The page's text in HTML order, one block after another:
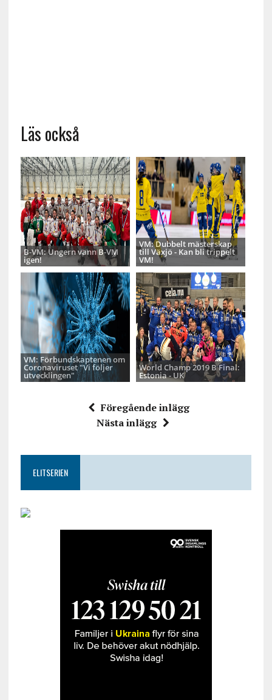
Läs också
B-VM: Ungern vann B-VM
igen!
VM: Dubbelt mästerskap
till Växjö - Kan bli trippelt
VM!
VM: Förbundskaptenen om
Coronaviruset "Vi följer
utvecklingen"
World Champ 2019 B Final:
Estonia - UK
Föregående inlägg
Nästa inlägg
ELITSERIEN